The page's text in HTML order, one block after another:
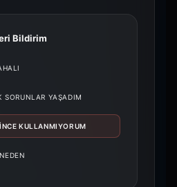
Bildirim
SORUNLAR YAŞADIM
KULLANMIYORUM